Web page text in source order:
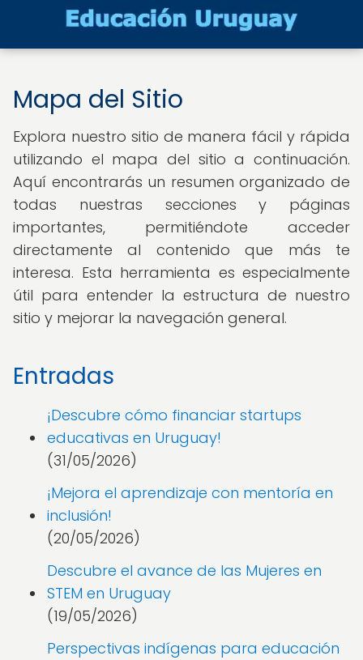
Mapa del Sitio
Explora nuestro sitio de manera fácil y rápida
utilizando el mapa del sitio a continuación.
Aquí encontrarás un resumen organizado de
todas nuestras secciones y páginas
importantes, permitiéndote acceder
directamente al contenido que más te
interesa. Esta herramienta es especialmente
útil para entender la estructura de nuestro
sitio y mejorar la navegación general.
Entradas
¡Descubre cómo financiar startups
educativas en Uruguay!
(31/05/2026)
¡Mejora el aprendizaje con mentoría en
inclusión!
(20/05/2026)
Descubre el avance de las Mujeres en
STEM en Uruguay
(19/05/2026)
Perspectivas indígenas para educación